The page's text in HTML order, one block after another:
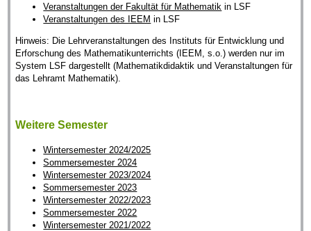
Veranstaltungen der Fakultät für Mathematik in LSF
Veranstaltungen des IEEM in LSF
Hinweis: Die Lehrveranstaltungen des Instituts für Entwicklung und
Erforschung des Mathematikunterrichts (IEEM, s.o.) werden nur im
System LSF dargestellt (Mathematikdidaktik und Veranstaltungen für
das Lehramt Mathematik).
Weitere Semester
Wintersemester 2024/2025
Sommersemester 2024
Wintersemester 2023/2024
Sommersemester 2023
Wintersemester 2022/2023
Sommersemester 2022
Wintersemester 2021/2022